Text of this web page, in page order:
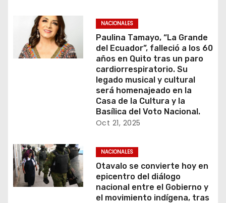
NACIONALES
Paulina Tamayo, “La Grande
del Ecuador”, falleció a los 60
años en Quito tras un paro
cardiorrespiratorio. Su
legado musical y cultural
será homenajeado en la
Casa de la Cultura y la
Basílica del Voto Nacional.
Oct 21, 2025
NACIONALES
Otavalo se convierte hoy en
epicentro del diálogo
nacional entre el Gobierno y
el movimiento indígena, tras